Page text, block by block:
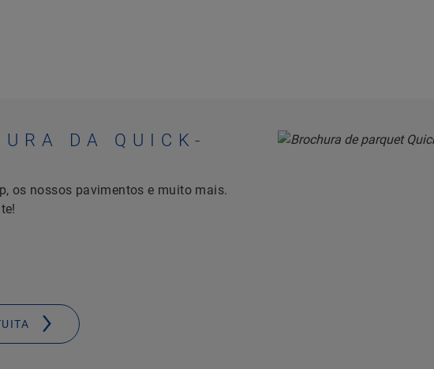
DA QUICK-
os nossos pavimentos e muito mais.